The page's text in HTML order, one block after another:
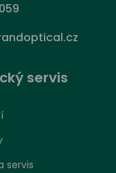
servis
servis